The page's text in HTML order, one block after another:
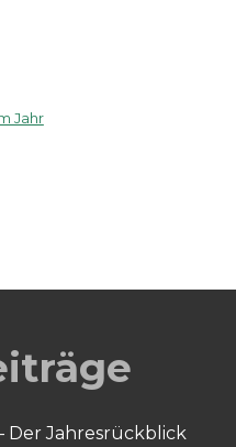
Jahr
Der Jahresrückblick